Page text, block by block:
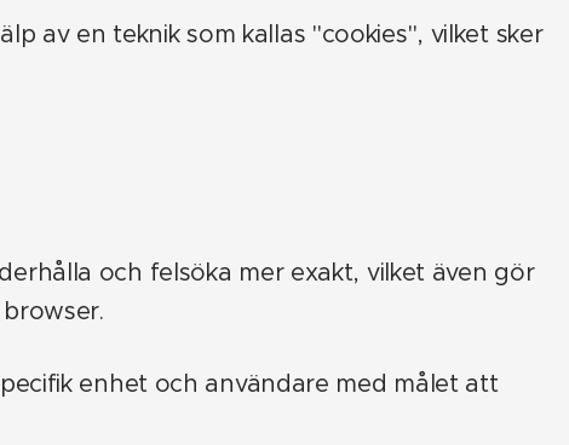
av en teknik som kallas "cookies", vilket sker
och felsöka mer exakt, vilket även gör
enhet och användare med målet att